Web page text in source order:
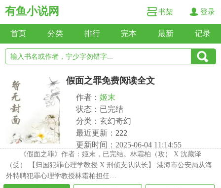
有鱼小说网 书架 登录
首页 分类 排行 完本 最新 记录
假面之罪免费阅读全文
作者： 姬末
状态：已完结
分类：玄幻奇幻
最近更新： 222
更新时间：2025-06-04 11:14:55
《假面之罪》作者：姬末，已完结。林霜柏（攻） X 沈藏泽
（受） 【归国犯罪心理学教授 X 刑侦支队队长】 港海市公安局从海
外特聘犯罪心理学教授林霜柏担任…